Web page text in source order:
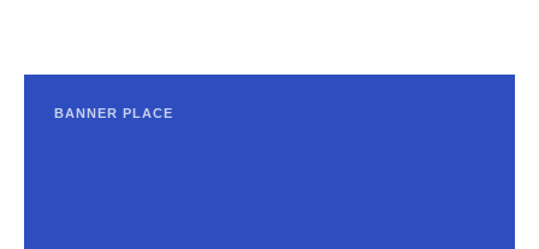
BANNER PLACE